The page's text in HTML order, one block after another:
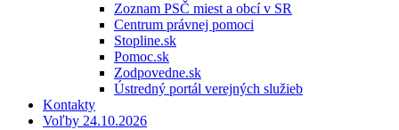
Zoznam PSČ miest a obcí v SR
Centrum právnej pomoci
Stopline.sk
Pomoc.sk
Zodpovedne.sk
Ústredný portál verejných služieb
Kontakty
Voľby 24.10.2026